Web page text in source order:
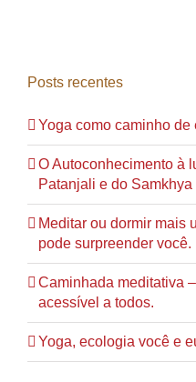
Posts recentes
Yoga como caminho
O Autoconhecimento à
Patanjali e do Samkhya
Meditar ou dormir mais
pode surpreender você.
Caminhada meditativa
acessível a todos.
Yoga, ecologia você e